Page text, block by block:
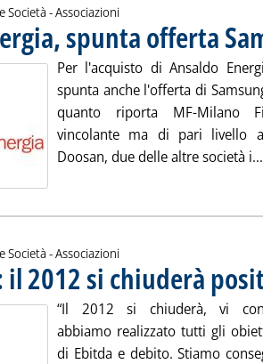
Società - Associazioni
spunta offerta
Per l'acquisto di Ansaldo
spunta anche l'offerta di
quanto riporta MF-Milano
vincolante ma di pari livello
Doosan, due delle altre società i...
Società - Associazioni
il 2012 si chiuderà
“Il 2012 si chiuderà, vi
abbiamo realizzato tutti gli
di Ebitda e debito. Stiamo